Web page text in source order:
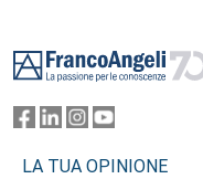
LA TUA OPINIONE